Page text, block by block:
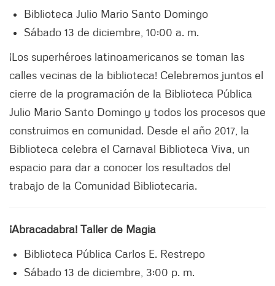
Biblioteca Julio Mario Santo Domingo
Sábado 13 de diciembre, 10:00 a. m.
¡Los superhéroes latinoamericanos se toman las
calles vecinas de la biblioteca! Celebremos juntos el
cierre de la programación de la Biblioteca Pública
Julio Mario Santo Domingo y todos los procesos que
construimos en comunidad. Desde el año 2017, la
Biblioteca celebra el Carnaval Biblioteca Viva, un
espacio para dar a conocer los resultados del
trabajo de la Comunidad Bibliotecaria.
¡Abracadabra! Taller de Magia
Biblioteca Pública Carlos E. Restrepo
Sábado 13 de diciembre, 3:00 p. m.